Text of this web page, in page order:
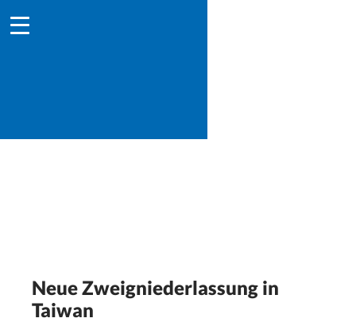
Neue Zweigniederlassung in
Taiwan